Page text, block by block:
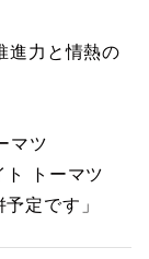
進力と情熱の
マツ
ト トーマツ
定です」